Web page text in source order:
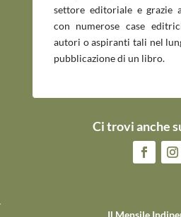
Il Mensile
settore editoriale e grazie
con numerose case
autori o aspiranti tali nel
pubblicazione di un libro.
Ci trovi anche